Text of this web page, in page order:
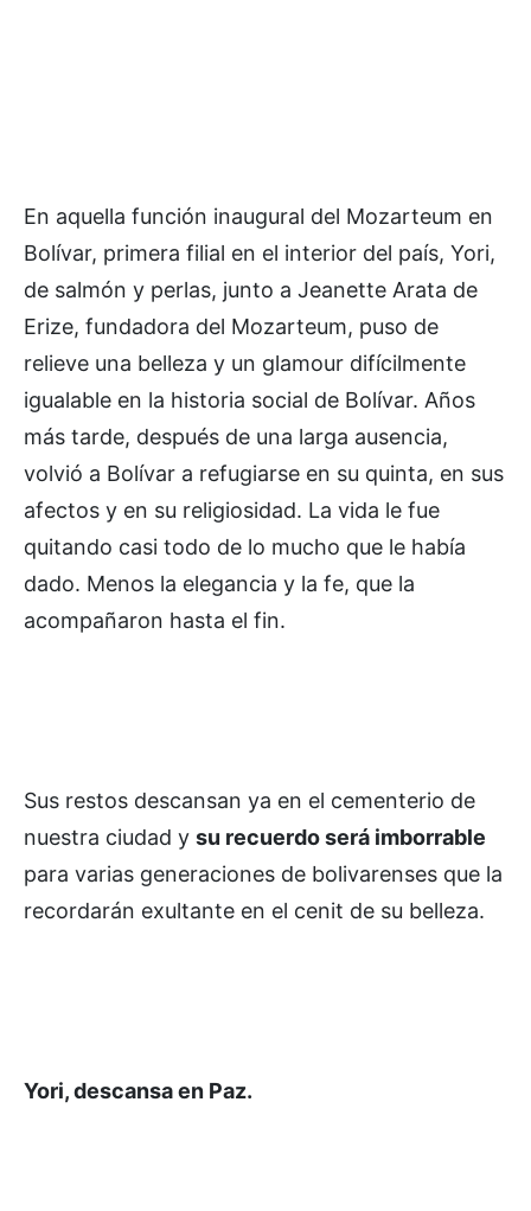
En aquella función inaugural del Mozarteum en
Bolívar, primera filial en el interior del país, Yori,
de salmón y perlas, junto a Jeanette Arata de
Erize, fundadora del Mozarteum, puso de
relieve una belleza y un glamour difícilmente
igualable en la historia social de Bolívar. Años
más tarde, después de una larga ausencia,
volvió a Bolívar a refugiarse en su quinta, en sus
afectos y en su religiosidad. La vida le fue
quitando casi todo de lo mucho que le había
dado. Menos la elegancia y la fe, que la
acompañaron hasta el fin.
Sus restos descansan ya en el cementerio de
nuestra ciudad y su recuerdo será imborrable
para varias generaciones de bolivarenses que la
recordarán exultante en el cenit de su belleza.
Yori, descansa en Paz.